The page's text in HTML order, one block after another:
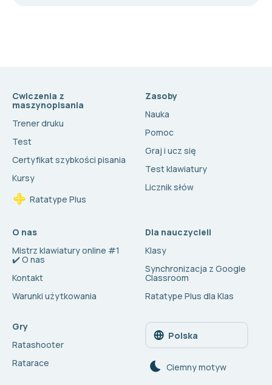
Cwiczenia z
maszynopisania
Trener druku
Test
Certyfikat szybkości pisania
Kursy
Ratatype Plus
Zasoby
Nauka
Pomoc
Graj i ucz się
Test klawiatury
Licznik słów
O nas
Mistrz klawiatury online #1
✔️ O nas
Kontakt
Warunki użytkowania
Dla nauczycieli
Klasy
Synchronizacja z Google
Classroom
Ratatype Plus dla Klas
Gry
Ratashooter
Ratarace
Polska
Сiemny motyw